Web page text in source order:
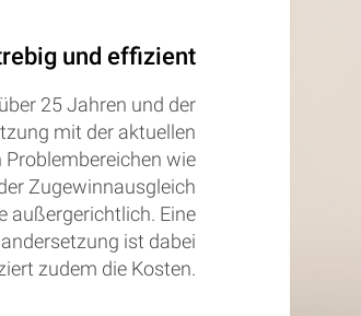
und effizient
25 Jahren und der
mit der aktuellen
wie
Zugewinnausgleich
außergerichtlich. Eine
ist dabei
zudem die Kosten.